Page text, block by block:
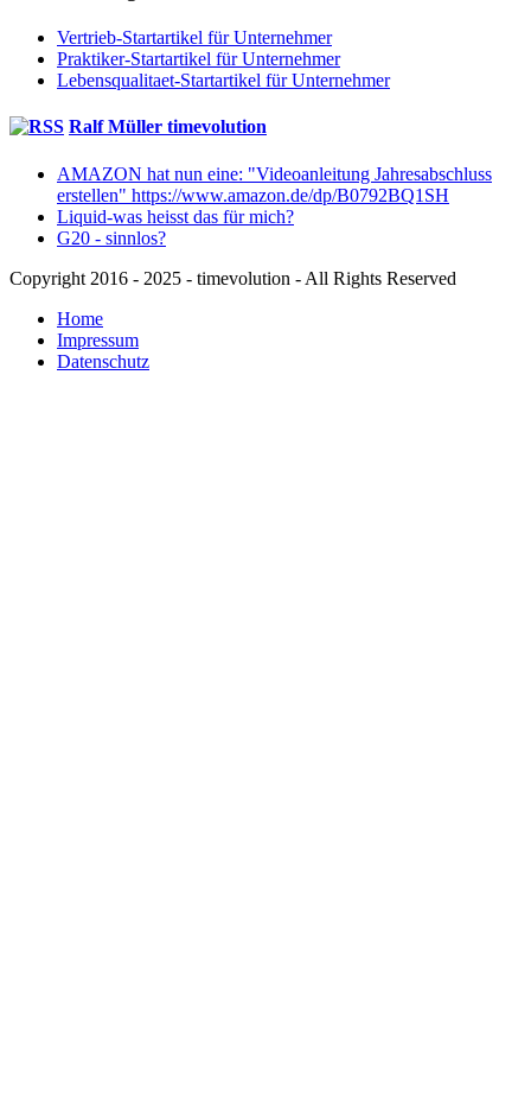
Vertrieb-Startartikel für Unternehmer
Praktiker-Startartikel für Unternehmer
Lebensqualitaet-Startartikel für Unternehmer
Ralf Müller timevolution
AMAZON hat nun eine: "Videoanleitung Jahresabschluss
erstellen" https://www.amazon.de/dp/B0792BQ1SH
Liquid-was heisst das für mich?
G20 - sinnlos?
Copyright 2016 - 2025 - timevolution - All Rights Reserved
Home
Impressum
Datenschutz